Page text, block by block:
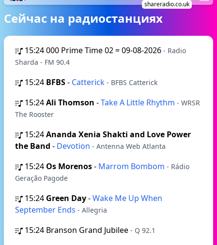
shareradio.co.uk
Сейчас на радиостанциях
15:24000 Prime Time 02 = 09-08-2026 - Radio
Sharda - FM 90.4
15:24 BFBS- Catterick - BFBS Catterick
15:24Ali Thomson -Take A Little Rhythm - WRSR
The Rooster
15:24Ananda Xenia Shakti and Love Power
the Band - Devotion - Antenna Web Atlanta
15:24 Os Morenos- Marrom Bombom - Rádio
Geração Pagode
15:24 Green Day-Wake Me Up When
September Ends - Allegria
15:24 Branson Grand Jubilee - Q 92.1